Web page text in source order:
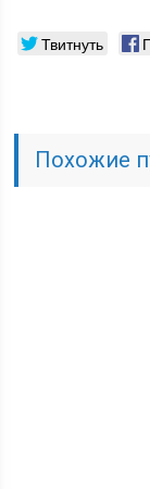
Твитнуть
Похожие